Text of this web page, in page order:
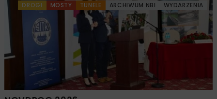
DROGI MOSTY TUNELE ARCHIWUM NBI WYDARZENIA